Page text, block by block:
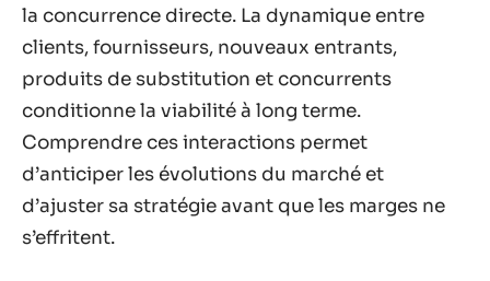
la concurrence directe. La dynamique entre
clients, fournisseurs, nouveaux entrants,
produits de substitution et concurrents
conditionne la viabilité à long terme.
Comprendre ces interactions permet
d’anticiper les évolutions du marché et
d’ajuster sa stratégie avant que les marges ne
s’effritent.